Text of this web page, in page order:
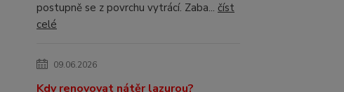
postupně se z povrchu vytrácí. Zaba... číst
celé
09.06.2026
Kdy renovovat nátěr lazurou?